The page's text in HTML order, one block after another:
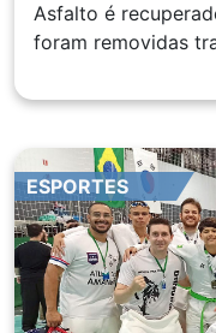
Asfalto é
foram removidas
ESPORTES